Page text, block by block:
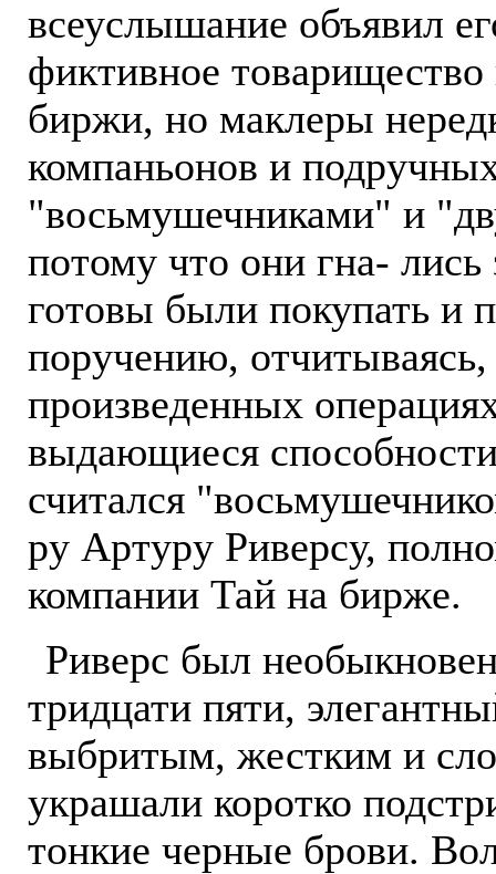
всеуслышание объявил
фиктивное
биржи, но маклеры
компаньонов и
"восьмушечниками" и
потому что они гна-
готовы были покупать и
поручению,
произведенных
выдающиеся
считался
ру Артуру Риверсу,
компании Тай на бирже.
Риверс был
тридцати пяти,
выбритым, жестким и
украшали коротко
тонкие черные брови.